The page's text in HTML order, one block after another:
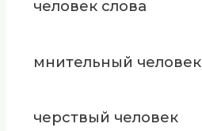
человек слова
мнительный человек
черствый человек